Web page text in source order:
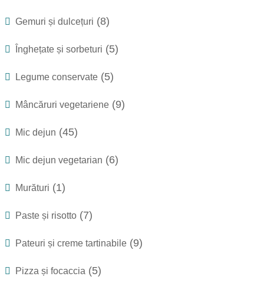
Gemuri și dulcețuri (8)
Înghețate și sorbeturi (5)
Legume conservate (5)
Mâncăruri vegetariene (9)
Mic dejun (45)
Mic dejun vegetarian (6)
Murături (1)
Paste și risotto (7)
Pateuri și creme tartinabile (9)
Pizza și focaccia (5)